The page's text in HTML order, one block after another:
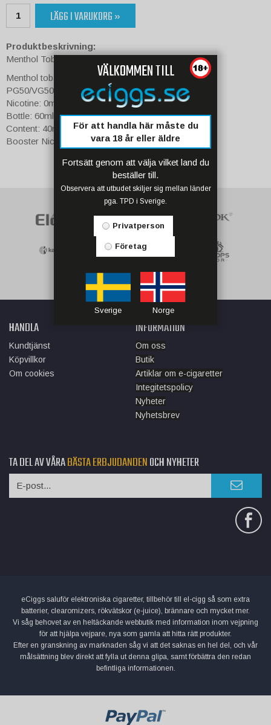
LÄGG I VARUKORG »
Produktbeskrivning:
Menthol Tobacco
Menthol tobakssmak
PG50/VG50
Nicotine: 0mg
Bottle: 60ml
Content: 40ml
Booster Nicotine Space: 20ml
HANDLA
Kundtjänst
Köpvillkor
Om cookies
INFORMATION
Om oss
Butik
Artiklar om e-cigaretter
Integitetspolicy
Nyheter
Nyhetsbrev
TA DEL AV VÅRABÄSTA ERBJUDANDENOCH NYHETER
eCiggs saluför elektroniska cigaretter, tillbehör till el-cigg så som extra
batterier, clearomizers, rökvätskor (e-juice), brännare och mycket mer.
Vi såg behovet av en heltäckande webbutik med information inom vejpning
för att hjälpa vejpare, nya som gamla att hitta rätt produkter.
Efter en granskning av marknaden såg vi att det saknas en hel del, och vår
målsättning blev direkt att fylla ut denna glipa, samt förbättra den redan
befintliga informationen.
VÄLKOMMEN TILL
För att handla här måste du
vara 18 år eller äldre
Fortsätt genom att välja vilket land du
beställer till.
Observera att utbudet skiljer sig mellan länder
pga. TPD i Sverige.
Privatperson
Företag
Sverige Norge